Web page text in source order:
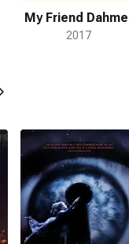
My Friend
2017